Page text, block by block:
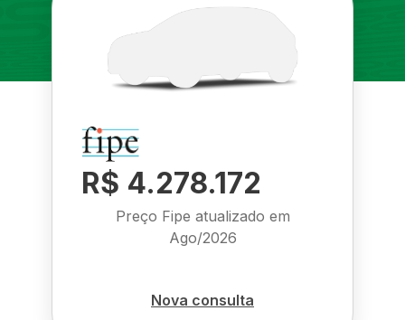
R$ 4.278.172
Preço Fipe atualizado em
Ago/2026
Nova consulta